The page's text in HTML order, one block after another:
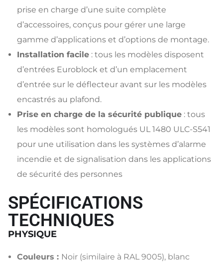
prise en charge d’une suite complète
d’accessoires, conçus pour gérer une large
gamme d’applications et d’options de montage.
Installation facile : tous les modèles disposent
d’entrées Euroblock et d’un emplacement
d’entrée sur le déflecteur avant sur les modèles
encastrés au plafond.
Prise en charge de la sécurité publique : tous
les modèles sont homologués UL 1480 ULC-S541
pour une utilisation dans les systèmes d’alarme
incendie et de signalisation dans les applications
de sécurité des personnes
SPÉCIFICATIONS
TECHNIQUES
PHYSIQUE
Couleurs : Noir (similaire à RAL 9005), blanc